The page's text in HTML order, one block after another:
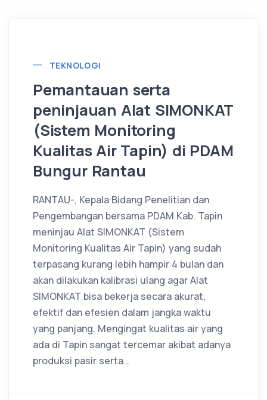
TEKNOLOGI
Pemantauan serta
peninjauan Alat SIMONKAT
(Sistem Monitoring
Kualitas Air Tapin) di PDAM
Bungur Rantau
RANTAU-, Kepala Bidang Penelitian dan
Pengembangan bersama PDAM Kab. Tapin
meninjau Alat SIMONKAT (Sistem
Monitoring Kualitas Air Tapin) yang sudah
terpasang kurang lebih hampir 4 bulan dan
akan dilakukan kalibrasi ulang agar Alat
SIMONKAT bisa bekerja secara akurat,
efektif dan efesien dalam jangka waktu
yang panjang. Mengingat kualitas air yang
ada di Tapin sangat tercemar akibat adanya
produksi pasir serta…